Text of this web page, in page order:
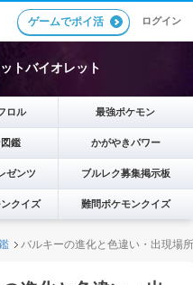
ゲームでポイ活 ログイン
トバイオレット
ロル 最強ポケモン
鑑 かがやきパワー
ゼンツ ブルレク募集掲示板
クイズ 難問ポケモンクイズ
バルキーの進化と色違い・出現場